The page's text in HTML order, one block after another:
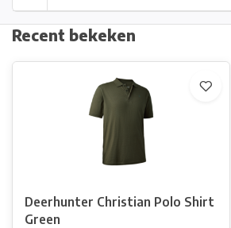
Recent bekeken
Deerhunter Christian Polo Shirt
Green